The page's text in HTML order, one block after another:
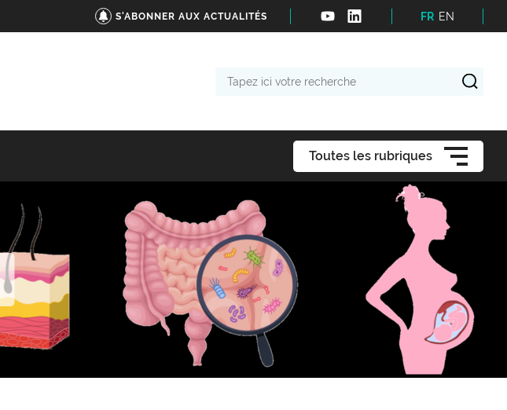
S'ABONNER AUX ACTUALITÉS FR EN
Toutes les rubriques